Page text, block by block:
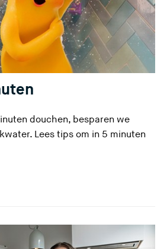
douchen, besparen we
Lees tips om in 5 minuten